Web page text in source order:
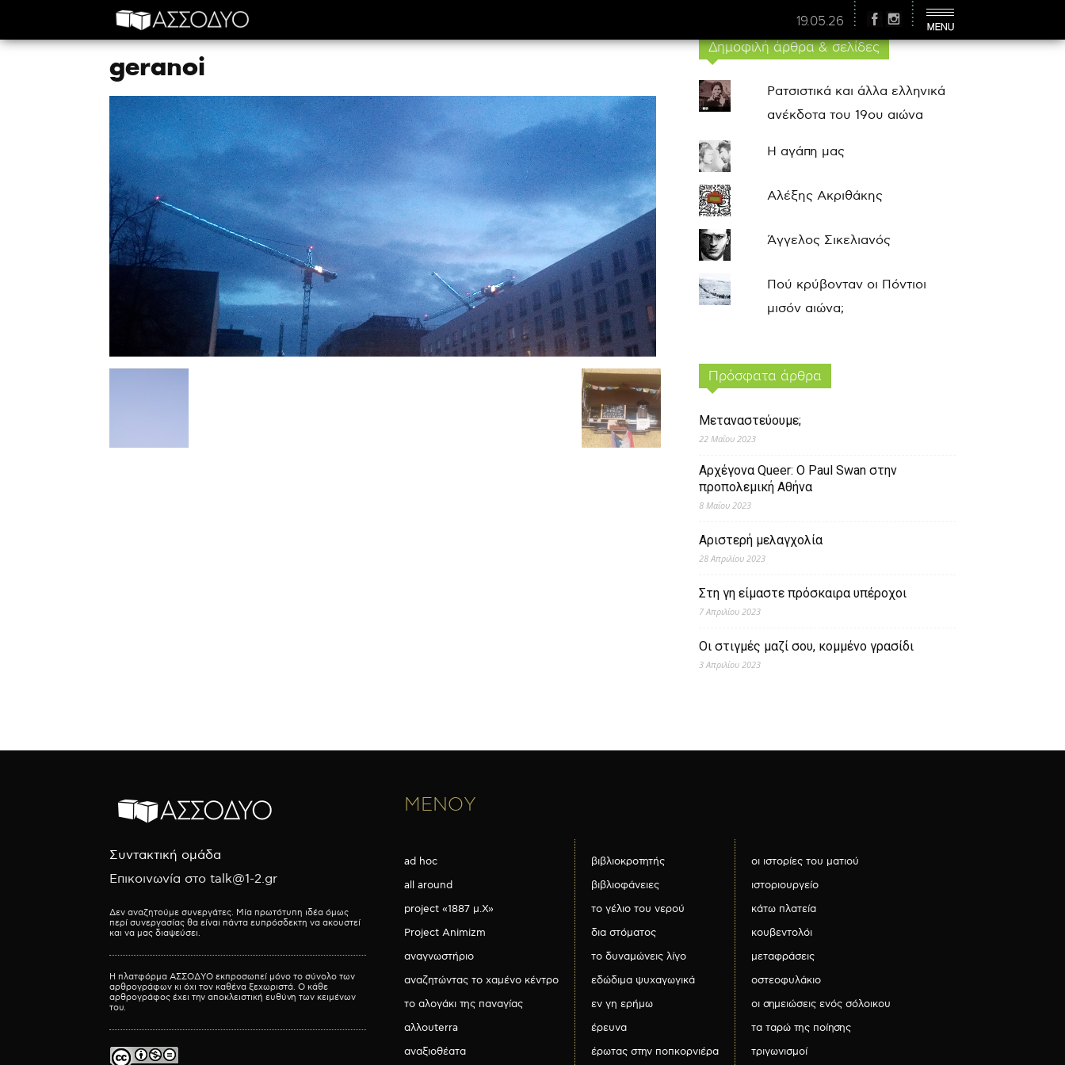
19.05.26
geranoi
Δημοφιλή άρθρα & σελίδες
Ρατσιστικά και άλλα ελληνικά
ανέκδοτα του 19ου αιώνα
Η αγάπη μας
Αλέξης Ακριθάκης
Άγγελος Σικελιανός
Πού κρύβονταν οι Πόντιοι
μισόν αιώνα;
Πρόσφατα άρθρα
Μεταναστεύουμε;
22 Μαΐου 2023
Αρχέγονα Queer: O Paul Swan στην
προπολεμική Αθήνα
8 Μαΐου 2023
Αριστερή μελαγχολία
28 Απριλίου 2023
Στη γη είμαστε πρόσκαιρα υπέροχοι
7 Απριλίου 2023
Οι στιγμές μαζί σου, κομμένο γρασίδι
3 Απριλίου 2023
Συντακτική ομάδα
Επικοινωνία στο talk@1-2.gr
Δεν αναζητούμε συνεργάτες. Μία πρωτότυπη ιδέα όμως
περί συνεργασίας θα είναι πάντα ευπρόσδεκτη να ακουστεί
και να μας διαψεύσει.
Η πλατφόρμα ΑΣΣΟΔΥΟ εκπροσωπεί μόνο το σύνολο των
αρθρογράφων κι όχι τον καθένα ξεχωριστά. Ο κάθε
αρθρογράφος έχει την αποκλειστική ευθύνη των κειμένων
του.
ΜΕΝΟΥ
ad hoc
all around
project «1887 μ.Χ»
Project Animizm
αναγνωστήριο
αναζητώντας το χαμένο κέντρο
το αλογάκι της παναγίας
αλλουterra
αναξιοθέατα
βιβλιοκροτητής
βιβλιοφάνειες
το γέλιο του νερού
δια στόματος
το δυναμώνεις λίγο
εδώδιμα ψυχαγωγικά
εν γη ερήμω
έρευνα
έρωτας στην ποπκορνιέρα
οι ιστορίες του ματιού
ιστοριουργείο
κάτω πλατεία
κουβεντολόι
μεταφράσεις
οστεοφυλάκιο
οι σημειώσεις ενός σόλοικου
τα ταρώ της ποίησης
τριγωνισμοί